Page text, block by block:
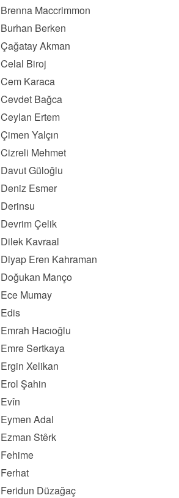
Brenna Maccrimmon
Burhan Berken
Çağatay Akman
Celal Biroj
Cem Karaca
Cevdet Bağca
Ceylan Ertem
Çimen Yalçın
Cizreli Mehmet
Davut Güloğlu
Deniz Esmer
Derinsu
Devrim Çelik
Dilek Kavraal
Diyap Eren Kahraman
Doğukan Manço
Ece Mumay
Edis
Emrah Hacıoğlu
Emre Sertkaya
Ergin Xelikan
Erol Şahin
Evîn
Eymen Adal
Ezman Stêrk
Fehime
Ferhat
Feridun Düzağaç